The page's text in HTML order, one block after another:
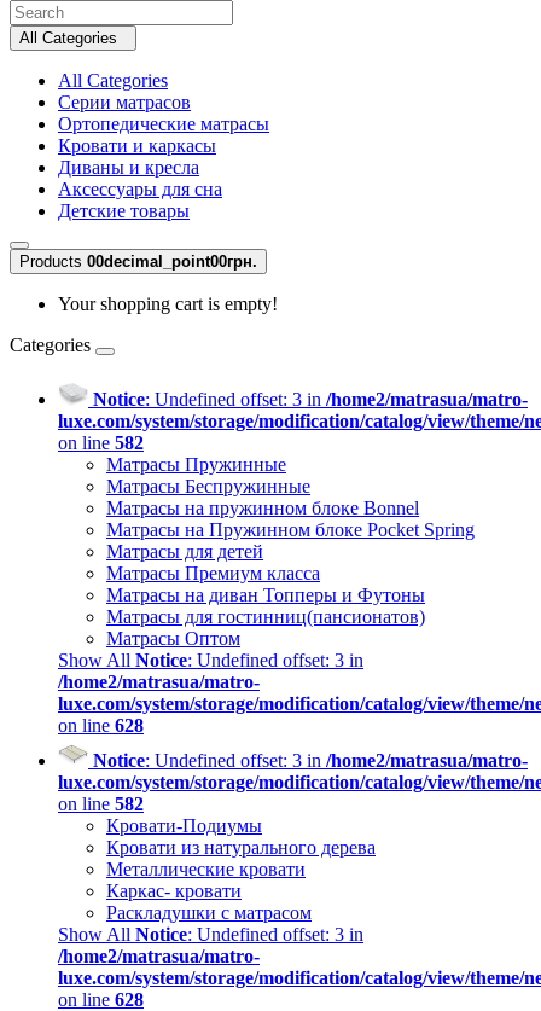
All Categories
All Categories
Серии матрасов
Ортопедические матрасы
Кровати и каркасы
Диваны и кресла
Аксессуары для сна
Детские товары
Products 00decimal_point00грн.
Your shopping cart is empty!
Categories
Notice: Undefined offset: 3 in /home2/matrasua/matro-
luxe.com/system/storage/modification/catalog/view/theme/
on line 582
Матрасы Пружинные
Матрасы Беспружинные
Матрасы на пружинном блоке Bonnel
Матрасы на Пружинном блоке Pocket Spring
Матрасы для детей
Матрасы Премиум класса
Матрасы на диван Топперы и Футоны
Матрасы для гостинниц(пансионатов)
Матрасы Оптом
Show All Notice: Undefined offset: 3 in
/home2/matrasua/matro-
luxe.com/system/storage/modification/catalog/view/theme/
on line 628
Notice: Undefined offset: 3 in /home2/matrasua/matro-
luxe.com/system/storage/modification/catalog/view/theme/
on line 582
Кровати-Подиумы
Кровати из натурального дерева
Металлические кровати
Каркас- кровати
Раскладушки с матрасом
Show All Notice: Undefined offset: 3 in
/home2/matrasua/matro-
luxe.com/system/storage/modification/catalog/view/theme/
on line 628